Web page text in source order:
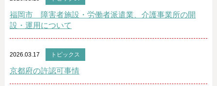
福岡市 障害者施設・労働者派遣業、介護事業所の開
設・運用について
2026.03.17 トピックス
京都府の許認可事情